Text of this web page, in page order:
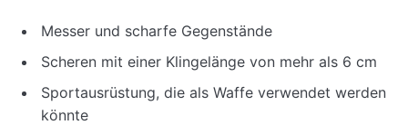
Messer und scharfe Gegenstände
Scheren mit einer Klingelänge von mehr als 6 cm
Sportausrüstung, die als Waffe verwendet werden
könnte